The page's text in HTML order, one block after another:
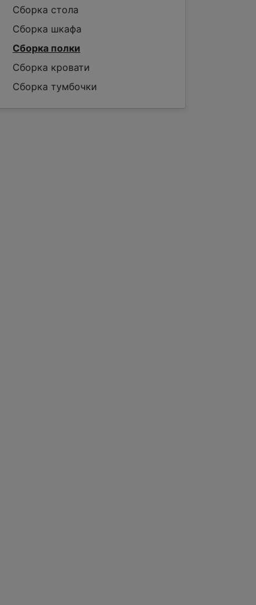
Сборка стола
Сборка шкафа
Сборка полки
Сборка кровати
Сборка тумбочки